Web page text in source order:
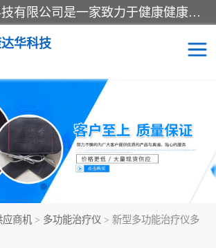
深圳运康达华科技有限公司是一家致力于健康健康产业的现代化企业，已经走过了15个春秋，开创了中医外用发展的新未来，是专业从事中医医疗仪器的研发、生产、销售、服务为一体的子公司，在医疗器械的设计、开发和生产方面率先引进国际先进技术和好的科技人员，先后开发出了场效应治疗仪、多功能治疗仪、颈椎治疗仪、腰椎治疗仪、增效垫等多个系列。
华科技
应商机 > 多功能治疗仪 > 新型多功能治疗仪多
中药提速
脉冲治疗仪